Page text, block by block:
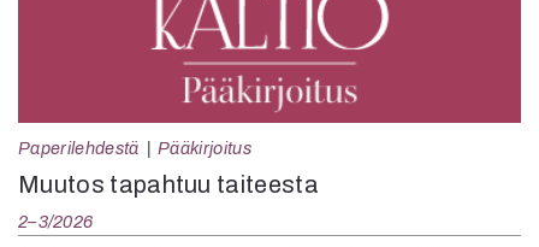
Paperilehdestä Pääkirjoitus
Muutos tapahtuu taiteesta
2–3/2026